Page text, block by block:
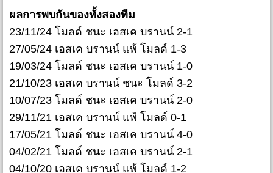
ผลการพบกันของทั้งสองทีม
23/11/24 โมลด์ ชนะ เอสเค บรานน์ 2-1
27/05/24 เอสเค บรานน์ แพ้ โมลด์ 1-3
19/03/24 โมลด์ ชนะ เอสเค บรานน์ 1-0
21/10/23 เอสเค บรานน์ ชนะ โมลด์ 3-2
10/07/23 โมลด์ ชนะ เอสเค บรานน์ 2-0
29/11/21 เอสเค บรานน์ แพ้ โมลด์ 0-1
17/05/21 โมลด์ ชนะ เอสเค บรานน์ 4-0
04/02/21 โมลด์ ชนะ เอสเค บรานน์ 2-1
04/10/20 เอสเค บรานน์ แพ้ โมลด์ 1-2